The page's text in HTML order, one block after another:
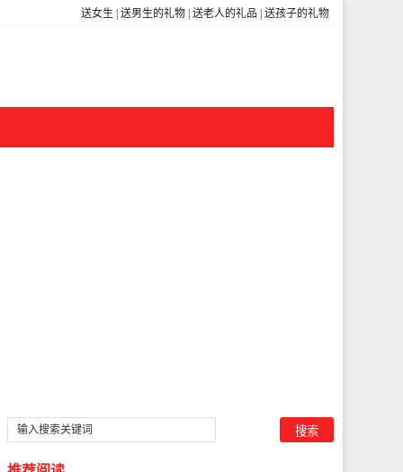
送女生 送男生的礼物 送老人的礼品 送孩子的礼物